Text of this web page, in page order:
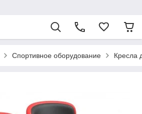
Спортивное оборудование Кресла